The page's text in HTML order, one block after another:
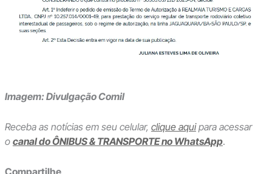
Imagem: Divulgação Comil
Receba as notícias em seu celular, clique aquipara acessar
o canal do ÔNIBUS & TRANSPORTE no WhatsApp.
Compartilhe